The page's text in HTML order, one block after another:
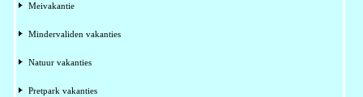
Meivakantie
Mindervaliden vakanties
Natuur vakanties
Pretpark vakanties